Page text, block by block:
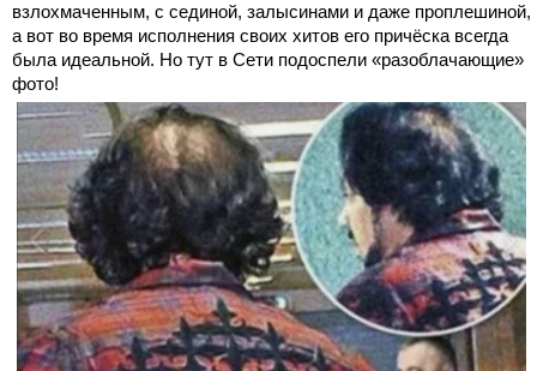
взлохмаченным, с сединой, залысинами и даже проплешиной,
а вот во время исполнения своих хитов его причёска всегда
была идеальной. Но тут в Сети подоспели «разоблачающие»
фото!